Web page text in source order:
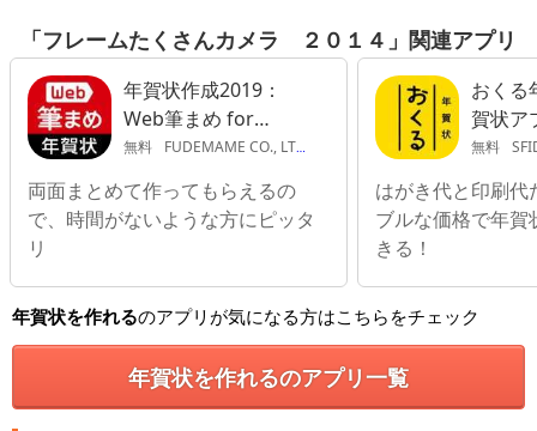
「フレームたくさんカメラ ２０１４」関連アプリ
年賀状作成2019：
Web筆まめ for
iPhone
無料 FUDEMAME CO., LTD.
両面まとめて作ってもらえるの
で、時間がないような方にピッタ
リ
おくる
賀状ア
がき印
無料
はがき代と印刷代
ブルな価格で年賀
きる！
年賀状を作れるのアプリが気になる方はこちらをチェック
年賀状を作れるのアプリ一覧